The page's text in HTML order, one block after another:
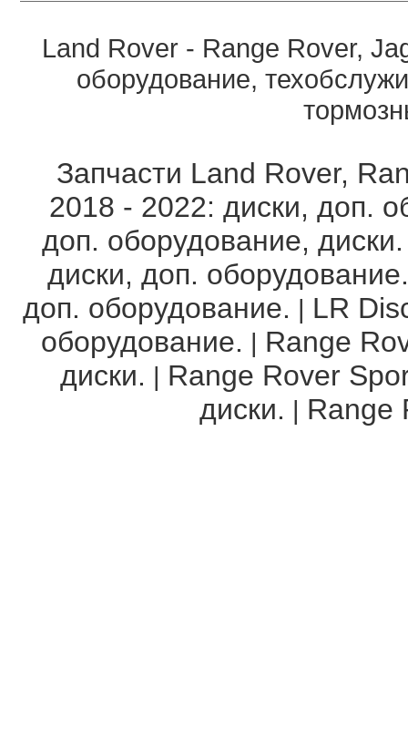
Land Rover - Range Rover,
оборудование,
Запчасти Land Rover,
2018 - 2022: диски, доп.
доп. оборудование, диски.
диски, доп. оборудование.
доп. оборудование. | LR
оборудование. | Range
диски. | Range Rover
диски. | Range